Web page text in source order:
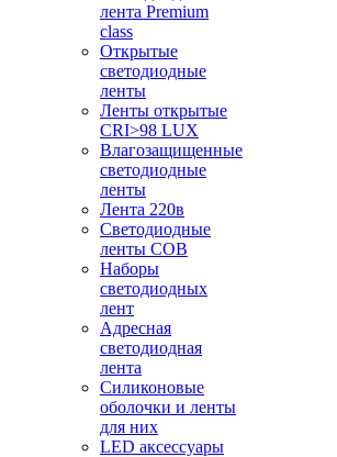
лента Premium
class
Открытые
светодиодные
ленты
Ленты открытые
CRI>98 LUX
Влагозащищенные
светодиодные
ленты
Лента 220в
Светодиодные
ленты COB
Наборы
светодиодных
лент
Адресная
светодиодная
лента
Силиконовые
оболочки и ленты
для них
LED аксессуары